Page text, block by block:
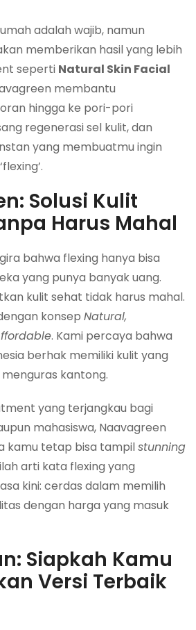
adalah wajib, namun
memberikan hasil yang lebih
seperti Natural Skin Facial
membantu
hingga ke pori-pori
regenerasi sel kulit, dan
yang membuatmu ingin
Solusi Kulit
Harus Mahal
bahwa flexing hanya bisa
yang punya banyak uang.
kulit sehat tidak harus mahal.
konsep Natural,
. Kami percaya bahwa
berhak memiliki kulit yang
kantong.
yang terjangkau bagi
mahasiswa, Naavagreen
kamu tetap bisa tampilstunning
arti kata flexing yang
kini: cerdas dalam memilih
dengan harga yang masuk
Siapkah Kamu
Versi Terbaik